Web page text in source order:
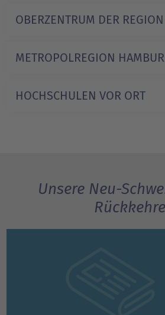
OBERZENTRUM DER REGION
METROPOL­REGION
HOCHSCHULEN VOR ORT
Unsere Neu-